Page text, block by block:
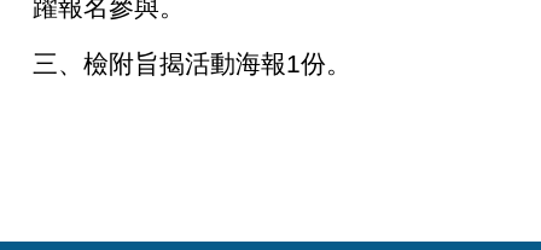
躍報名參與。
三、檢附旨揭活動海報1份。